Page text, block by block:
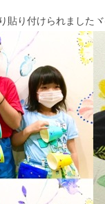
貼り付けられました